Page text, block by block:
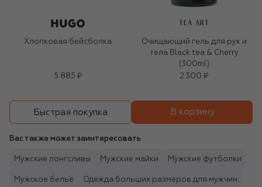
Хлопковая бейсболка
5 885 ₽
TEA ART
Очищающий гель для рук и
тела Black tea & Cherry
(300ml)
2 300 ₽
Быстрая покупка В корзину
Вас также может заинтересовать
Мужские лонгсливы Мужские майки Мужские футболки
Мужское бельё Одежда больших размеров для мужчин